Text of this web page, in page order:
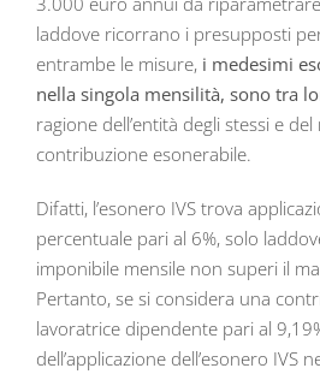
laddove ricorrano i presupposti
entrambe le misure, i medesimi
nella singola mensilità, sono tra
ragione dell’entità degli stessi e
contribuzione esonerabile.
Difatti, l’esonero IVS trova
percentuale pari al 6%, solo
imponibile mensile non superi il
Pertanto, se si considera una
lavoratrice dipendente pari al
dell’applicazione dell’esonero IVS